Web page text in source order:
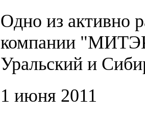
Одно из активно
компании
Уральский и
1 июня 2011